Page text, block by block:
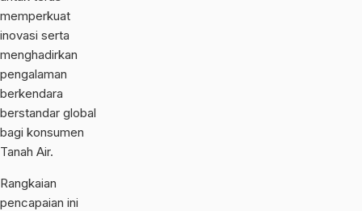
memperkuat
inovasi serta
menghadirkan
pengalaman
berkendara
berstandar global
bagi konsumen
Tanah Air.
Rangkaian
pencapaian ini